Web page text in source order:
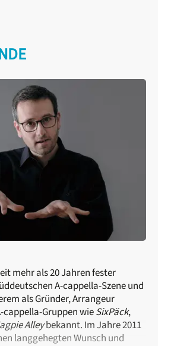
mehr als 20 Jahren fester
A-cappella-Szene und
als Gründer, Arrangeur
cappella-Gruppen wieSixPäck,
Alleybekannt. Im Jahre 2011
langgehegten Wunsch und